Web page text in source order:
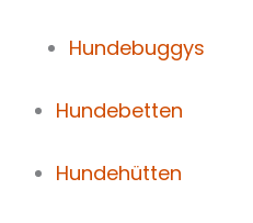
Hundebuggys
Hundebetten
Hundehütten